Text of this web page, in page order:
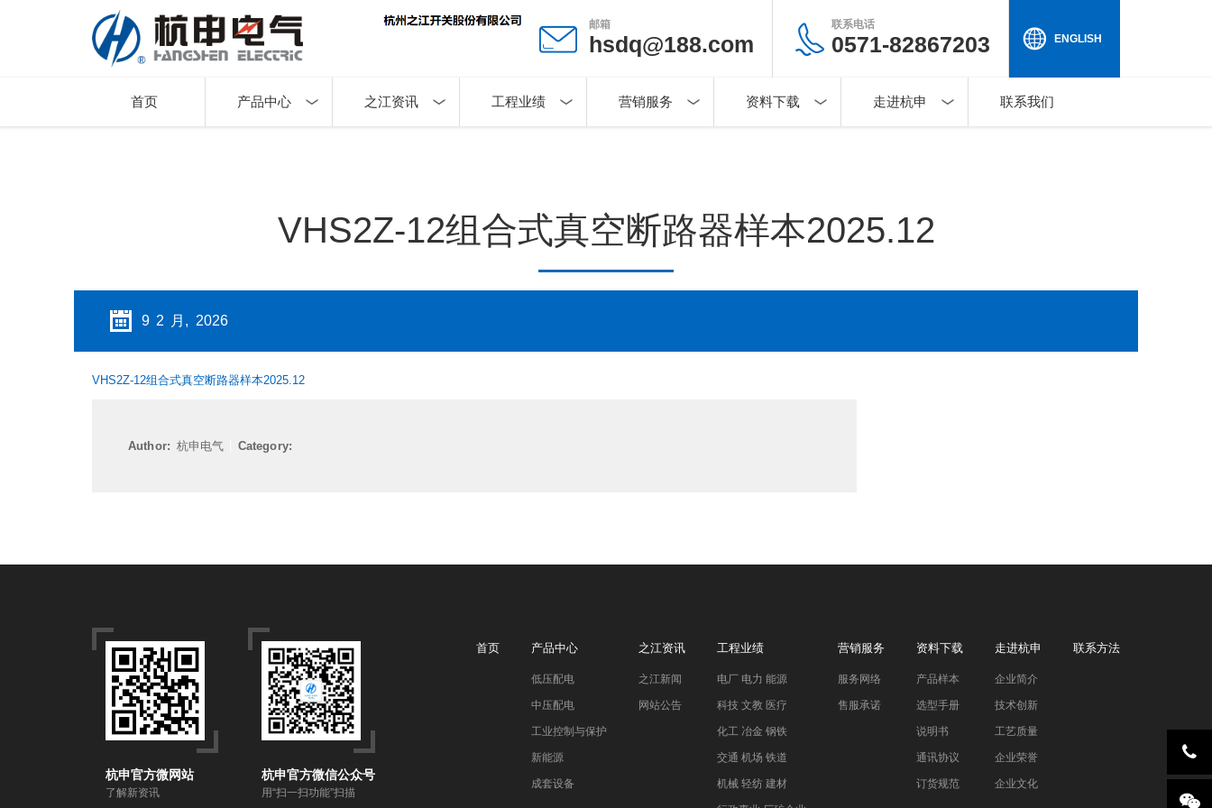
邮箱
hsdq@188.com
联系电话
0571-82867203 ENGLISH
首页 产品中心 之江资讯 工程业绩 营销服务 资料下载 走进杭申 联系我们
VHS2Z-12组合式真空断路器样本2025.12
9 2 月, 2026
VHS2Z-12组合式真空断路器样本2025.12
Author: 杭申电气| Category:
杭申官方微网站
了解新资讯
杭申官方微信公众号
用“扫一扫功能”扫描
首页 产品中心
低压配电
中压配电
工业控制与保护
新能源
成套设备
之江资讯
之江新闻
网站公告
工程业绩
电厂 电力 能源
科技 文教 医疗
化工 冶金 钢铁
交通 机场 铁道
机械 轻纺 建材
营销服务
服务网络
售服承诺
资料下载
产品样本
选型手册
说明书
通讯协议
订货规范
走进杭申
企业简介
技术创新
工艺质量
企业荣誉
企业文化
联系方法